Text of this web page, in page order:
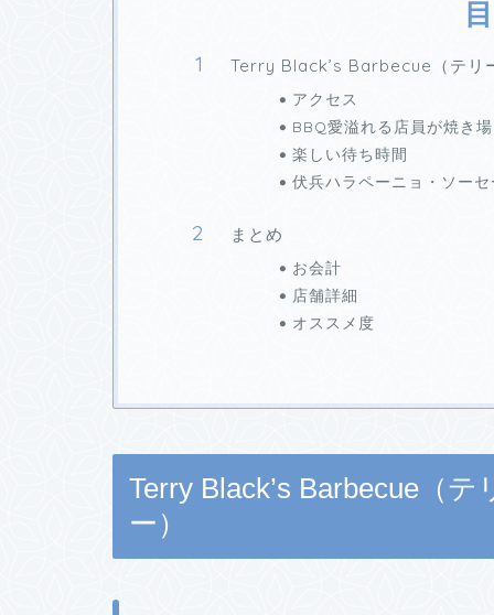
Terry Black’s Barbecue（テリ
アクセス
BBQ愛溢れる店員が焼き
楽しい待ち時間
伏兵ハラペーニョ・ソー
まとめ
お会計
店舗詳細
オススメ度
Terry Black’s Barbecue（
ー）